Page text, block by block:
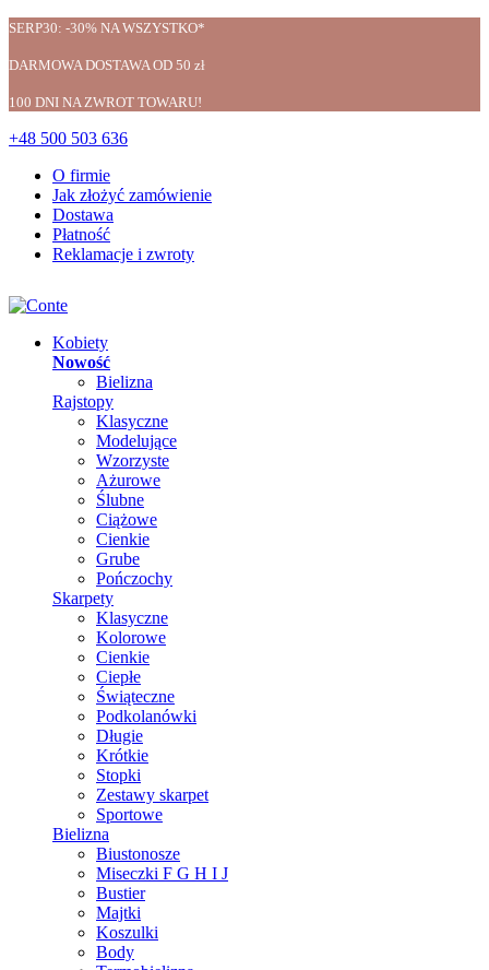
SERP30: -30% NA WSZYSTKO*
DARMOWA DOSTAWA OD 50 zł
100 DNI NA ZWROT TOWARU!
+48 500 503 636
O firmie
Jak złożyć zamówienie
Dostawa
Płatność
Reklamacje i zwroty
Kobiety
Nowość
Bielizna
Rajstopy
Klasyczne
Modelujące
Wzorzyste
Ażurowe
Ślubne
Ciążowe
Cienkie
Grube
Pończochy
Skarpety
Klasyczne
Kolorowe
Cienkie
Ciepłe
Świąteczne
Podkolanówki
Długie
Krótkie
Stopki
Zestawy skarpet
Sportowe
Bielizna
Biustonosze
Miseczki F G H I J
Bustier
Majtki
Koszulki
Body